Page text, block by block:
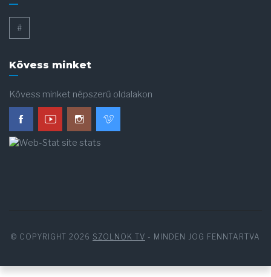
#
Kövess minket
Kövess minket népszerű oldalakon
© COPYRIGHT 2026 SZOLNOK TV - MINDEN JOG FENNTARTVA